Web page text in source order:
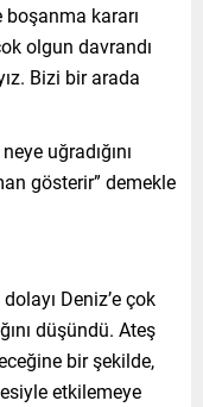
kararı
olgun davrandı
Bizi bir arada
uğradığını
gösterir” demekle
Deniz’e çok
düşündü. Ateş
bir şekilde,
etkilemeye